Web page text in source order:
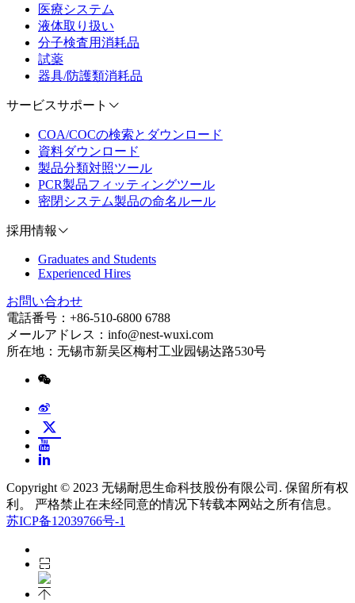
医療システム
液体取り扱い
分子検査用消耗品
試薬
器具/防護類消耗品
サービスサポート
COA/COCの検索とダウンロード
資料ダウンロード
製品分類対照ツール
PCR製品フィッティングツール
密閉システム製品の命名ルール
採用情報
Graduates and Students
Experienced Hires
お問い合わせ
電話番号：+86-510-6800 6788
メールアドレス：info@nest-wuxi.com
所在地：无锡市新吴区梅村工业园锡达路530号
Copyright © 2023 无锡耐思生命科技股份有限公司. 保留所有权
利。 严格禁止在未经同意的情况下转载本网站之所有信息。
苏ICP备12039766号-1